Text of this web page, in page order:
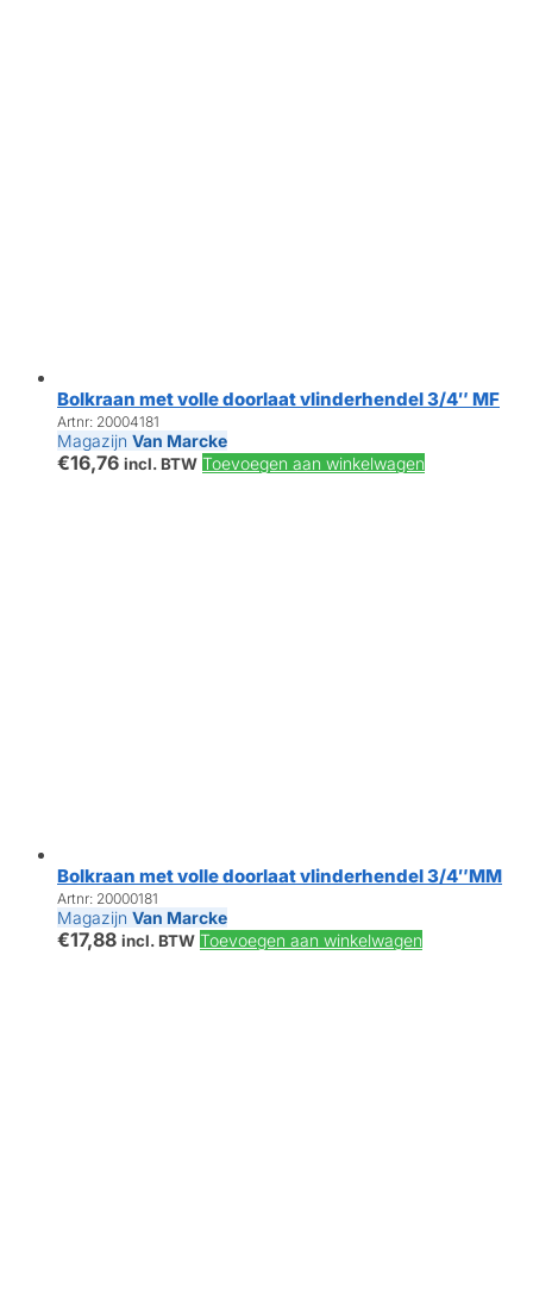
Bolkraan met volle doorlaat vlinderhendel 3/4″ MF
Artnr: 20004181
Magazijn Van Marcke
€16,76 incl. BTW Toevoegen aan winkelwagen
Bolkraan met volle doorlaat vlinderhendel 3/4″MM
Artnr: 20000181
Magazijn Van Marcke
€17,88 incl. BTW Toevoegen aan winkelwagen